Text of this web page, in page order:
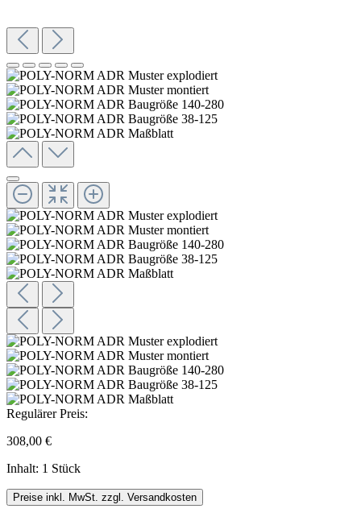
Regulärer Preis:
308,00 €
Inhalt: 1 Stück
Preise inkl. MwSt. zzgl. Versandkosten